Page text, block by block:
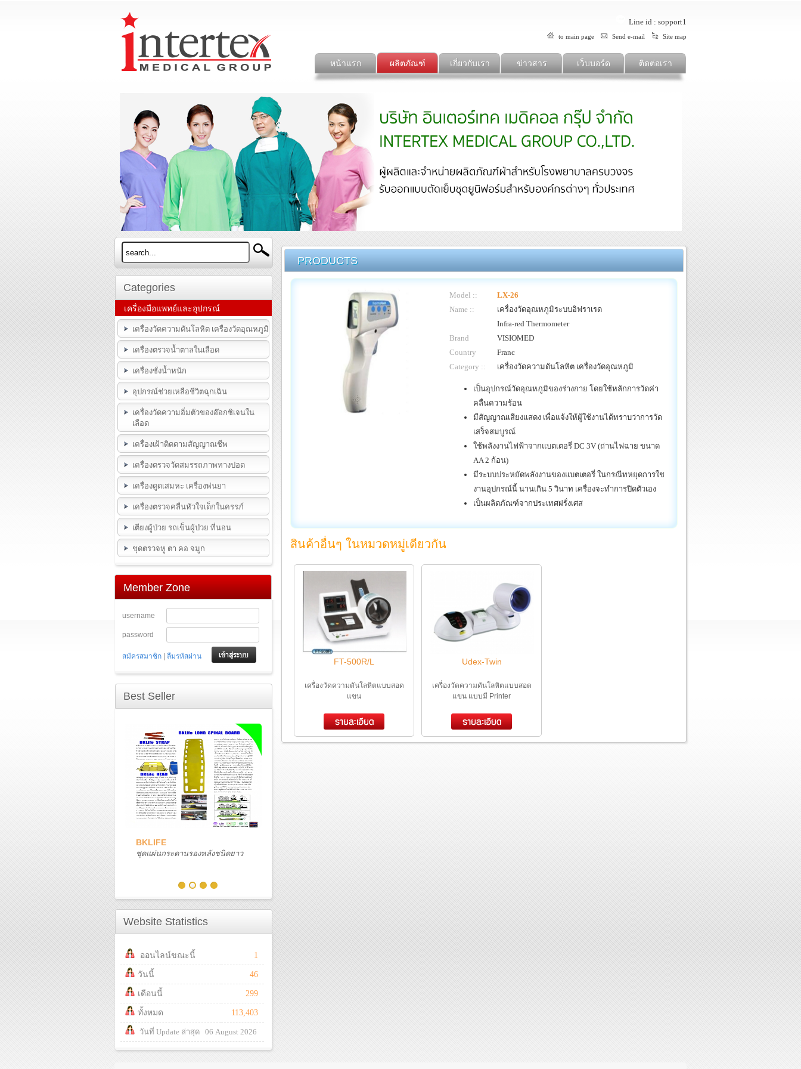
Line id : sopport1
to main page Send e-mail Site map
ติดต่อเรา
เว็บบอร์ด
ข่าวสาร
เกี่ยวกับเรา
ผลิตภัณฑ์
หน้าแรก
Categories
เครื่องมือแพทย์และอุปกรณ์
เครื่องวัดความดันโลหิต เครื่องวัดอุณหภูมิ
เครื่องตรวจน้ำตาลในเลือด
เครื่องชั่งน้ำหนัก
อุปกรณ์ช่วยเหลือชีวิตฉุกเฉิน
เครื่องวัดความอิ่มตัวของอ๊อกซิเจนใน
เลือด
เครื่องเฝ้าติดตามสัญญาณชีพ
เครื่องตรวจวัดสมรรถภาพทางปอด
เครื่องดูดเสมหะ เครื่องพ่นยา
เครื่องตรวจคลื่นหัวใจเด็กในครรภ์
เตียงผู้ป่วย รถเข็นผู้ป่วย ที่นอน
ชุดตรวจหู ตา คอ จมูก
Member Zone
username
password
สมัครสมาชิก | ลืมรหัสผ่าน
Best Seller
BKLIFE
ชุดแผ่นกระดานรองหลังชนิดยาว
Website Statistics
ออนไลน์ขณะนี้ 1
วันนี้ 46
เดือนนี้ 299
ทั้งหมด 113,403
วันที่ Update ล่าสุด 06 August 2026
PRODUCTS
Model ::
LX-26
Name ::
เครื่องวัดอุณหภูมิระบบอิฟราเรด
Infra-red Thermometer
Brand
VISIOMED
Country
Franc
Category ::
เครื่องวัดความดันโลหิต เครื่องวัดอุณหภูมิ
เป็นอุปกรณ์วัดอุณหภูมิของร่างกาย โดยใช้หลักการวัดค่า
คลื่นความร้อน
มีสัญญาณเสียงแสดง เพื่อแจ้งให้ผู้ใช้งานได้ทราบว่าการวัด
เสร็จสมบูรณ์
ใช้พลังงานไฟฟ้าจากแบตเตอรี่ DC 3V (ถ่านไฟฉาย ขนาด
AA 2 ก้อน)
มีระบบประหยัดพลังงานของแบตเตอรี่ ในกรณีทหยุดการใช
งานอุปกรณ์นี้ นานเกิน 5 วินาท เครื่องจะทำการปิดตัวเอง
เป็นผลิตภัณฑ์จากประเทศฝรั่งเศส
สินค้าอื่นๆ ในหมวดหมู่เดียวกัน
FT-500R/L
เครื่องวัดความดันโลหิตแบบสอด
แขน
Udex-Twin
เครื่องวัดความดันโลหิตแบบสอด
แขน แบบมี Printer